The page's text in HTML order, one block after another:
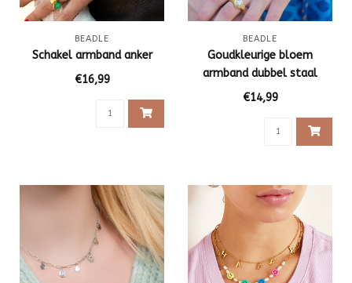
BEADLE
Schakel armband anker
€16,99
BEADLE
Goudkleurige bloem
armband dubbel staal
€14,99